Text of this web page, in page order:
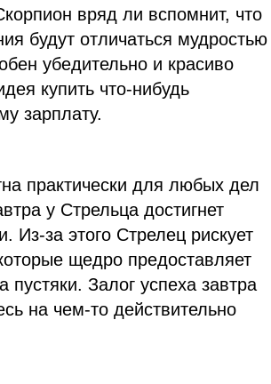
вряд ли вспомнит, что
будут отличаться мудростью
убедительно и красиво
купить что-нибудь
зарплату.
практически для любых дел
у Стрельца достигнет
Из-за этого Стрелец рискует
щедро предоставляет
Залог успеха завтра
на чем-то действительно